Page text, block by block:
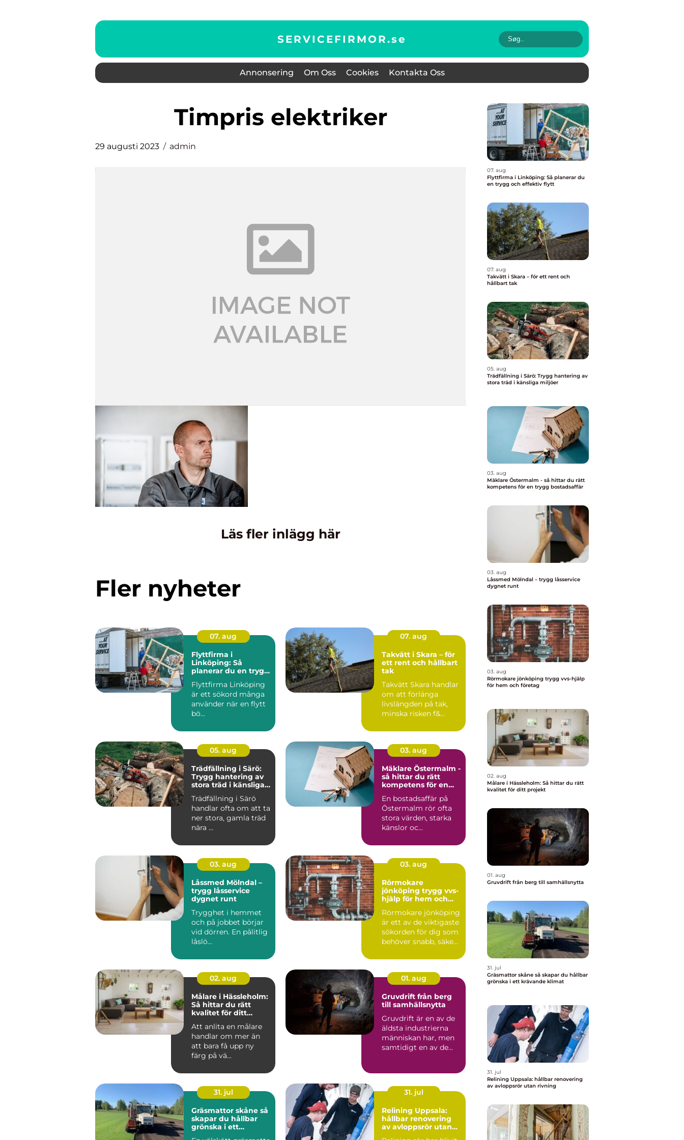
SERVICEFIRMOR.se
Annonsering Om Oss Cookies Kontakta Oss
timpris elektriker
29 augusti 2023 admin
Läs fler inlägg här
Fler nyheter
07. aug
Flyttfirma i
Linköping: Så
planerar du en trygg
Flyttfirma Linköping
är ett sökord många
använder när en flytt
bö...
07. aug
Takvätt i Skara – för
ett rent och hållbart
tak
Takvätt Skara handlar
om att förlänga
livslängden på tak,
minska risken f&...
05. aug
Trädfällning i Särö:
Trygg hantering av
stora träd i känsliga
Trädfällning i Särö
handlar ofta om att ta
ner stora, gamla träd
nära ...
03. aug
Mäklare Östermalm -
så hittar du rätt
kompetens för en
En bostadsaffär på
Östermalm rör ofta
stora värden, starka
känslor oc...
03. aug
Låssmed Mölndal –
trygg låsservice
dygnet runt
Trygghet i hemmet
och på jobbet börjar
vid dörren. En pålitlig
låslö...
03. aug
Rörmokare
jönköping trygg vvs-
hjälp för hem och
Rörmokare jönköping
är ett av de viktigaste
sökorden för dig som
behöver snabb, säker
02. aug
Målare i Hässleholm:
Så hittar du rätt
kvalitet för ditt
Att anlita en målare
handlar om mer än
att bara få upp ny
färg på vä...
01. aug
Gruvdrift från berg
till samhällsnytta
Gruvdrift är en av de
äldsta industrierna
människan har, men
samtidigt en av de
31. jul
Gräsmattor skåne så
skapar du hållbar
grönska i ett
31. jul
Relining Uppsala:
hållbar renovering
av avloppsrör utan
07. aug
Flyttfirma i Linköping: Så planerar du
en trygg och effektiv flytt
07. aug
Takvätt i Skara – för ett rent och
hållbart tak
05. aug
Trädfällning i Särö: Trygg hantering av
stora träd i känsliga miljöer
03. aug
Mäklare Östermalm - så hittar du rätt
kompetens för en trygg bostadsaffär
03. aug
Låssmed Mölndal – trygg låsservice
dygnet runt
03. aug
Rörmokare jönköping trygg vvs-hjälp
för hem och företag
02. aug
Målare i Hässleholm: Så hittar du rätt
kvalitet för ditt projekt
01. aug
Gruvdrift från berg till samhällsnytta
31. jul
Gräsmattor skåne så skapar du hållbar
grönska i ett krävande klimat
31. jul
Relining Uppsala: hållbar renovering
av avloppsrör utan rivning